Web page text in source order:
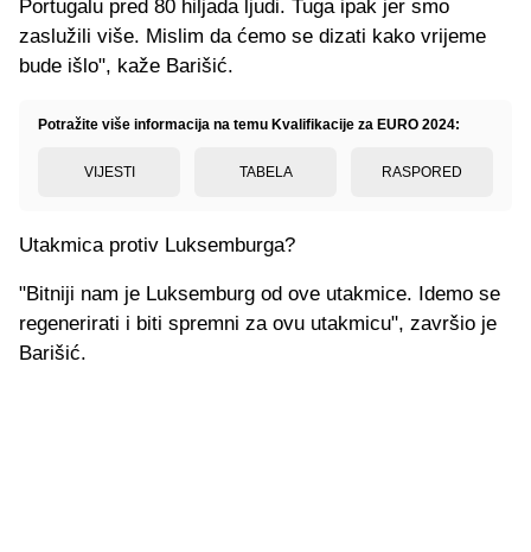
Portugalu pred 80 hiljada ljudi. Tuga ipak jer smo
zaslužili više. Mislim da ćemo se dizati kako vrijeme
bude išlo", kaže Barišić.
Potražite više informacija na temu Kvalifikacije za EURO 2024:
VIJESTI TABELA RASPORED
Utakmica protiv Luksemburga?
"Bitniji nam je Luksemburg od ove utakmice. Idemo se
regenerirati i biti spremni za ovu utakmicu", završio je
Barišić.